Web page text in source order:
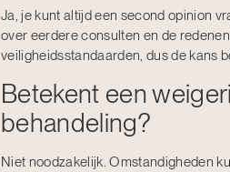
Ja, je kunt altijd een second opinion
over eerdere consulten en de
veiligheidsstandaarden, dus de kans
Betekent een
behandeling?
Niet noodzakelijk. Omstandigheden